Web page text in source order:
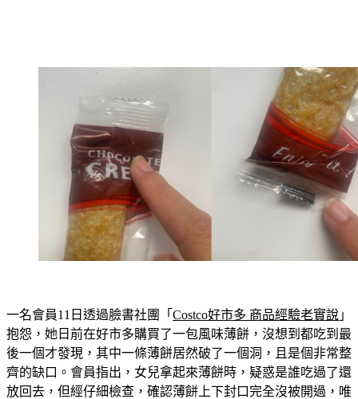
一名會員11日透過臉書社團「 Costco好市多 商品經驗老實說 」
抱怨，她日前在好市多購買了一包風味薄餅，沒想到都吃到最
後一個才發現，其中一條薄餅居然破了一個洞，且是個非常整
齊的缺口。會員指出，女兒拿起來薄餅時，疑惑是誰吃過了還
放回去，但經仔細檢查，確認薄餅上下封口完全沒被開過，唯